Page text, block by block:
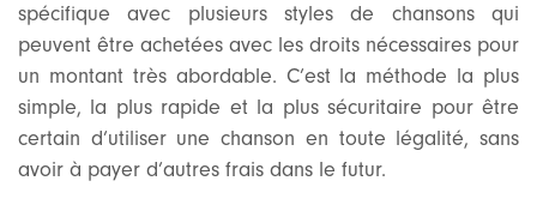
spécifique avec plusieurs styles de chansons qui
peuvent être achetées avec les droits nécessaires pour
un montant très abordable. C’est la méthode la plus
simple, la plus rapide et la plus sécuritaire pour être
certain d’utiliser une chanson en toute légalité, sans
avoir à payer d’autres frais dans le futur.